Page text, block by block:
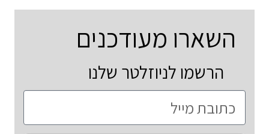
השארו מעודכנים
הרשמו לניוזלטר שלנו